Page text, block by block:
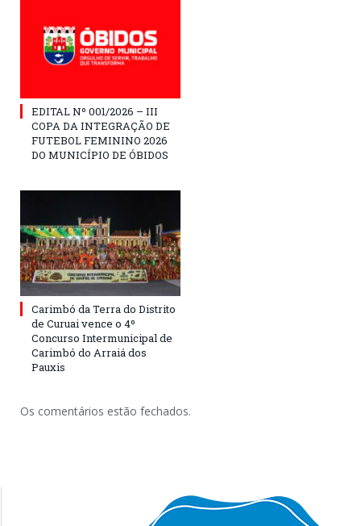
EDITAL Nº 001/2026 – III
COPA DA INTEGRAÇÃO DE
FUTEBOL FEMININO 2026
DO MUNICÍPIO DE ÓBIDOS
Carimbó da Terra do Distrito
de Curuai vence o 4º
Concurso Intermunicipal de
Carimbó do Arraiá dos
Pauxis
Os comentários estão fechados.